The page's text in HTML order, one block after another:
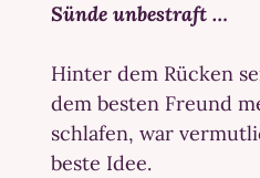
Sünde unbestraft …
Hinter dem Rücken
dem besten Freund
schlafen, war
beste Idee.